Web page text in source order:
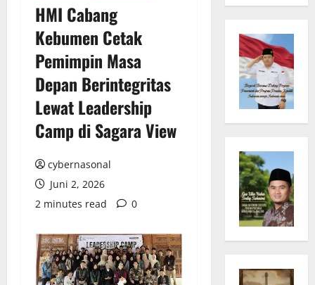
HMI Cabang
Kebumen Cetak
Pemimpin Masa
Depan Berintegritas
Lewat Leadership
Camp di Sagara View
cybernasonal
Juni 2, 2026
2 minutes read
0